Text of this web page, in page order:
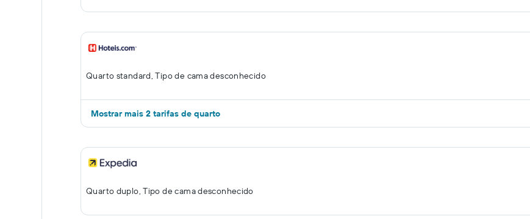
Quarto standard, Tipo de cama desconhecido
Mostrar mais 2 tarifas de quarto
Quarto duplo, Tipo de cama desconhecido